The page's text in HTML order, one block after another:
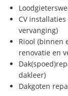
CV
vervanging)
Riool (binnen
renovatie en
dakleer)
Dakgoten